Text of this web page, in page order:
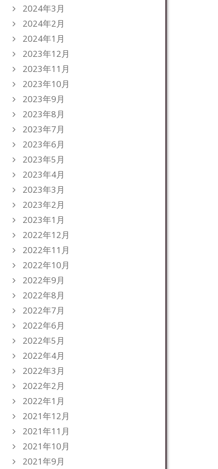
2024年3月
2024年2月
2024年1月
2023年12月
2023年11月
2023年10月
2023年9月
2023年8月
2023年7月
2023年6月
2023年5月
2023年4月
2023年3月
2023年2月
2023年1月
2022年12月
2022年11月
2022年10月
2022年9月
2022年8月
2022年7月
2022年6月
2022年5月
2022年4月
2022年3月
2022年2月
2022年1月
2021年12月
2021年11月
2021年10月
2021年9月